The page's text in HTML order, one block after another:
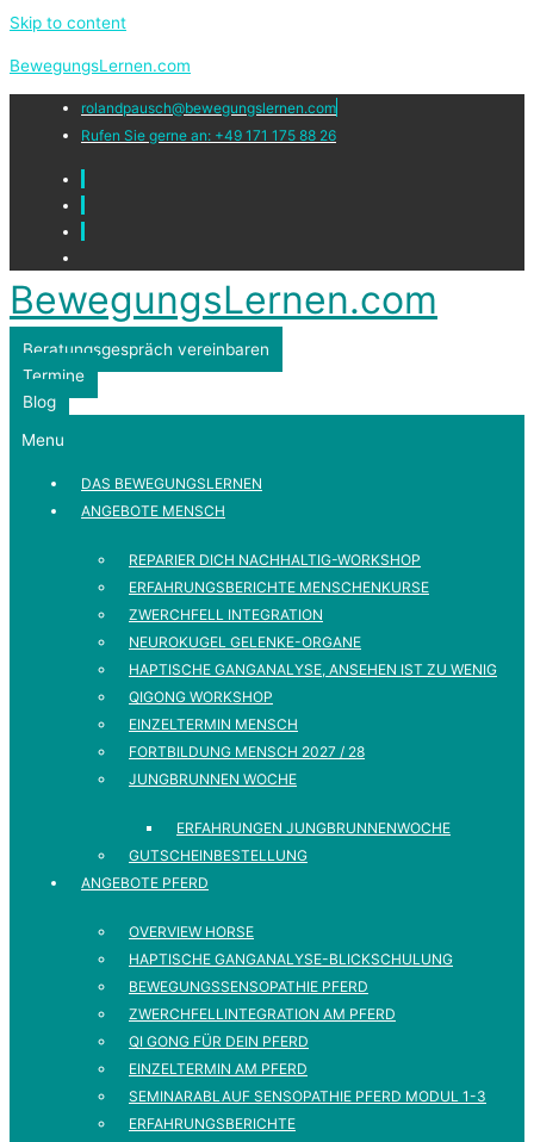
Skip to content
BewegungsLernen.com
rolandpausch@bewegungslernen.com
Rufen Sie gerne an: +49 171 175 88 26
BewegungsLernen.com
Beratungsgespräch vereinbaren
Termine
Blog
Menu
DAS BEWEGUNGSLERNEN
ANGEBOTE MENSCH
REPARIER DICH NACHHALTIG-WORKSHOP
ERFAHRUNGSBERICHTE MENSCHENKURSE
ZWERCHFELL INTEGRATION
NEUROKUGEL GELENKE-ORGANE
HAPTISCHE GANGANALYSE, ANSEHEN IST ZU WENIG
QIGONG WORKSHOP
EINZELTERMIN MENSCH
FORTBILDUNG MENSCH 2027 / 28
JUNGBRUNNEN WOCHE
ERFAHRUNGEN JUNGBRUNNENWOCHE
GUTSCHEINBESTELLUNG
ANGEBOTE PFERD
OVERVIEW HORSE
HAPTISCHE GANGANALYSE-BLICKSCHULUNG
BEWEGUNGSSENSOPATHIE PFERD
ZWERCHFELLINTEGRATION AM PFERD
QI GONG FÜR DEIN PFERD
EINZELTERMIN AM PFERD
SEMINARABLAUF SENSOPATHIE PFERD MODUL 1-3
ERFAHRUNGSBERICHTE